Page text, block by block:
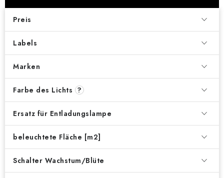
Preis
Labels
Marken
Farbe des Lichts ?
Ersatz für Entladungslampe
beleuchtete Fläche [m2]
Schalter Wachstum/Blüte